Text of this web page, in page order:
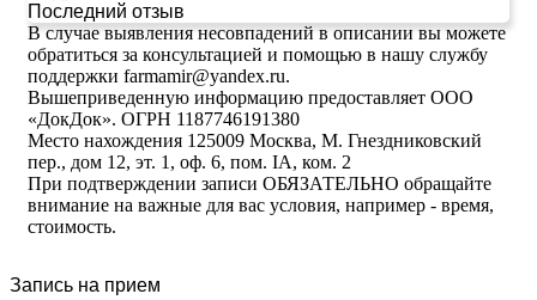
Последний отзыв
В случае выявления несовпадений в описании вы можете
обратиться за консультацией и помощью в нашу службу
поддержки farmamir@yandex.ru.
Вышеприведенную информацию предоставляет ООО
«ДокДок». ОГРН 1187746191380
Место нахождения 125009 Москва, М. Гнездниковский
пер., дом 12, эт. 1, оф. 6, пом. IA, ком. 2
При подтверждении записи ОБЯЗАТЕЛЬНО обращайте
внимание на важные для вас условия, например - время,
стоимость.
Запись на прием